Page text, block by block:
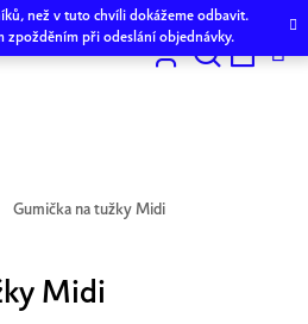
než v tuto chvíli dokážeme odbavit.
zpožděním při odeslání objednávky.
Hledat
Gumička na tužky Midi
Midi